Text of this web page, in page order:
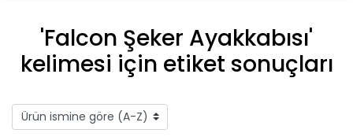
'Falcon Şeker Ayakkabısı'
kelimesi için etiket sonuçları